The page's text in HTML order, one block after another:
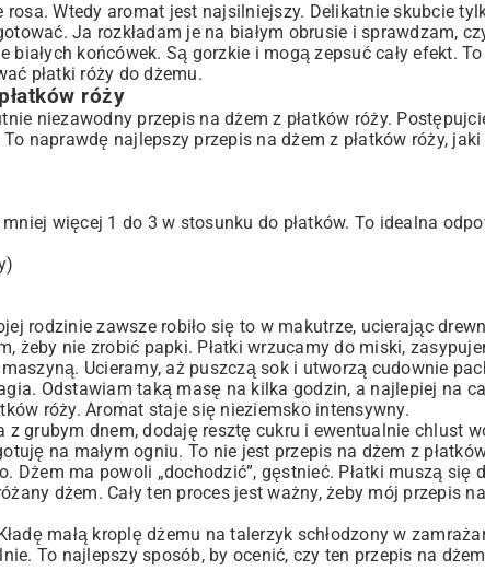
Wtedy aromat jest najsilniejszy. Delikatnie skubcie
Ja rozkładam je na białym obrusie i sprawdzam,
końcówek. Są gorzkie i mogą zepsuć cały efekt.
płatki róży do dżemu.
róży
niezawodny przepis na dżem z płatków róży.
naprawdę najlepszy przepis na dżem z płatków róży, jaki
więcej 1 do 3 w stosunku do płatków. To idealna
rodzinie zawsze robiło się to w makutrze, ucierając
żeby nie zrobić papki. Płatki wrzucamy do miski,
Ucieramy, aż puszczą sok i utworzą cudownie
Odstawiam taką masę na kilka godzin, a najlepiej na
róży. Aromat staje się nieziemsko intensywny.
grubym dnem, dodaję resztę cukru i ewentualnie chlust
na małym ogniu. To nie jest przepis na dżem z
Dżem ma powoli „dochodzić”, gęstnieć. Płatki muszą się
dżem. Cały ten proces jest ważny, żeby mój przepis
małą kroplę dżemu na talerzyk schłodzony w
To najlepszy sposób, by ocenić, czy ten przepis na